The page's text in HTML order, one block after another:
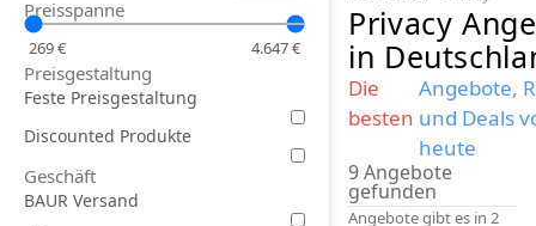
Preisspanne
269 € 4.647 €
Preisgestaltung
Feste Preisgestaltung
Discounted Produkte
Geschäft
BAUR Versand
Privacy
in
Die
besten
Angebote,
und Deals
heute
9Angebote
gefunden
Angebote gibt es in 2